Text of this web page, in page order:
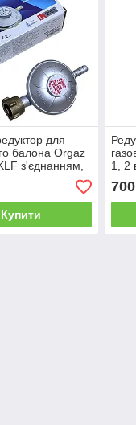
для
балона Orgaz
з'єднанням,
газового
Купити
1, 2
700